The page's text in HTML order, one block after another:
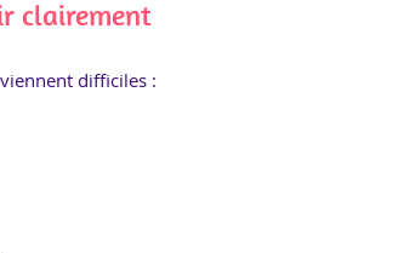
clairement
difficiles :